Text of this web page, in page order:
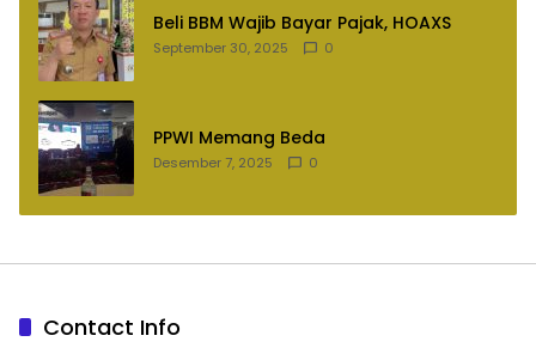
Beli BBM Wajib Bayar Pajak, HOAXS
September 30, 2025 0
PPWI Memang Beda
Desember 7, 2025 0
Contact Info